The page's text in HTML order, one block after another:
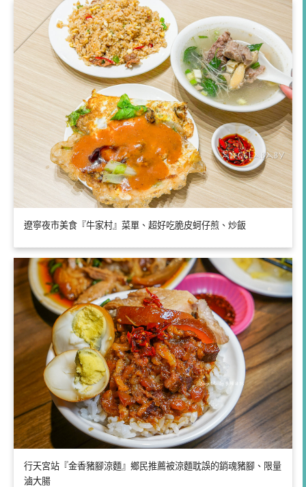
遼寧夜市美食『牛家村』菜單、超好吃脆皮蚵仔煎、炒飯
行天宮站『金香豬腳涼麵』鄉民推薦被涼麵耽誤的銷魂豬腳、限量
滷大腸